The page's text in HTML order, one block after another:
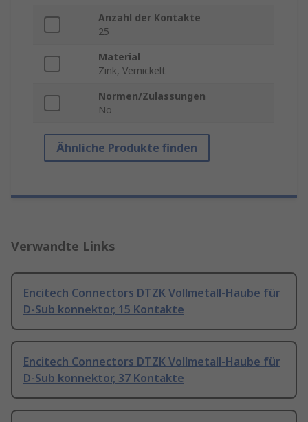
Anzahl der Kontakte
25
Material
Zink, Vernickelt
Normen/Zulassungen
No
Ähnliche Produkte finden
Verwandte Links
Encitech Connectors DTZK Vollmetall-Haube für
D-Sub konnektor, 15 Kontakte
Encitech Connectors DTZK Vollmetall-Haube für
D-Sub konnektor, 37 Kontakte